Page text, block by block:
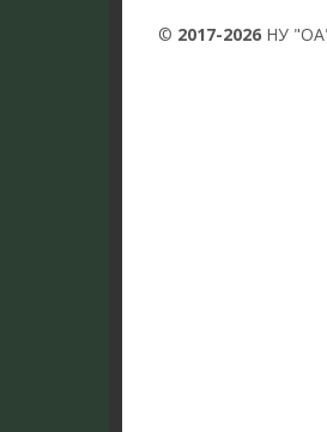
© 2017-2026 НУ